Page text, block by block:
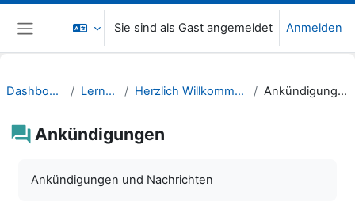
Zum Hauptinhalt
Website-Übersicht
Sie sind als Gast angemeldet Anmelden
Dashboard Lernen Herzlich Willkommen! Ankündigungen
Ankündigungen
Ankündigungen und Nachrichten